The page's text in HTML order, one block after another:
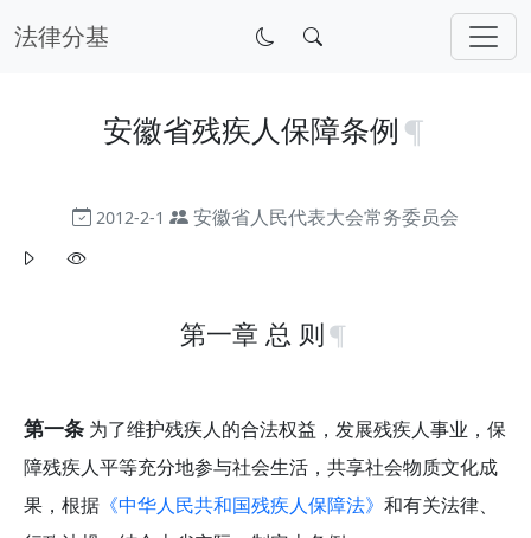
法律分基
安徽省残疾人保障条例
2012-2-1 安徽省人民代表大会常务委员会
第一章 总 则
第一条 为了维护残疾人的合法权益，发展残疾人事业，保
障残疾人平等充分地参与社会生活，共享社会物质文化成
果，根据 《中华人民共和国残疾人保障法》 和有关法律、